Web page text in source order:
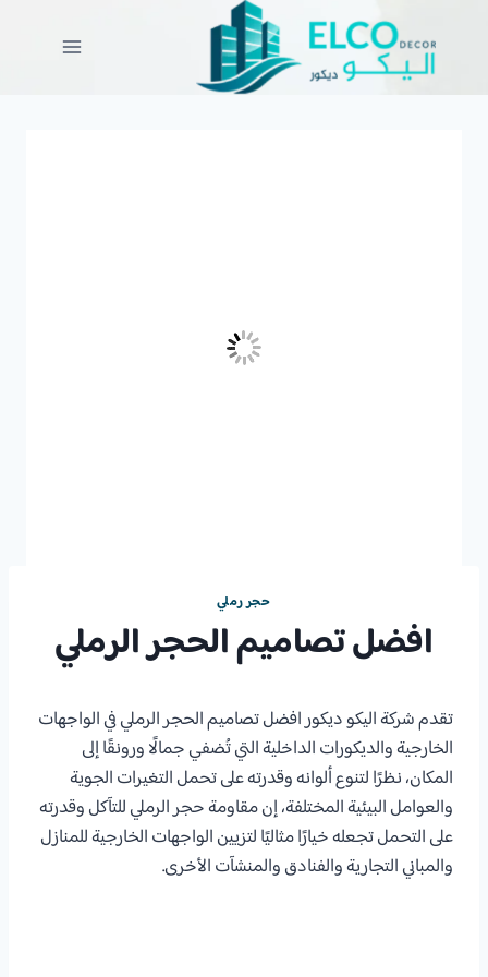
المحتوى
حجر رملي
افضل تصاميم الحجر الرملي
تقدم شركة اليكو ديكور افضل تصاميم الحجر الرملي في الواجهات
الخارجية والديكورات الداخلية التي تُضفي جمالًا ورونقًا إلى
المكان، نظرًا لتنوع ألوانه وقدرته على تحمل التغيرات الجوية
والعوامل البيئية المختلفة، إن مقاومة حجر الرملي للتآكل وقدرته
على التحمل تجعله خيارًا مثاليًا لتزيين الواجهات الخارجية للمنازل
والمباني التجارية والفنادق والمنشآت الأخرى.